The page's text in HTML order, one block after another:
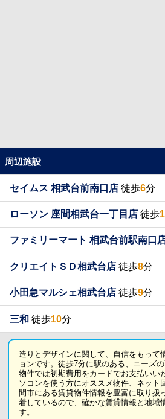
周辺施設
セイムス 相武台前南口店 徒歩6分
ローソン 座間相武台一丁目店 徒歩
ファミリーマート 相武台前駅南口
クリエイトＳＤ相武台店 徒歩8分
小田急マルシェ相武台店 徒歩9分
三和 徒歩10分
造りとデザインに関して、自信をもって
ョンです。徒歩7分に駅のある、ニーズ
物件では初期費用をカードでお支払いい
ソコンを使う方にオススメ物件、ネット
間市にある賃貸物件情報を豊富に取り扱
着しているので、確かな賃貸情報と地域
す。